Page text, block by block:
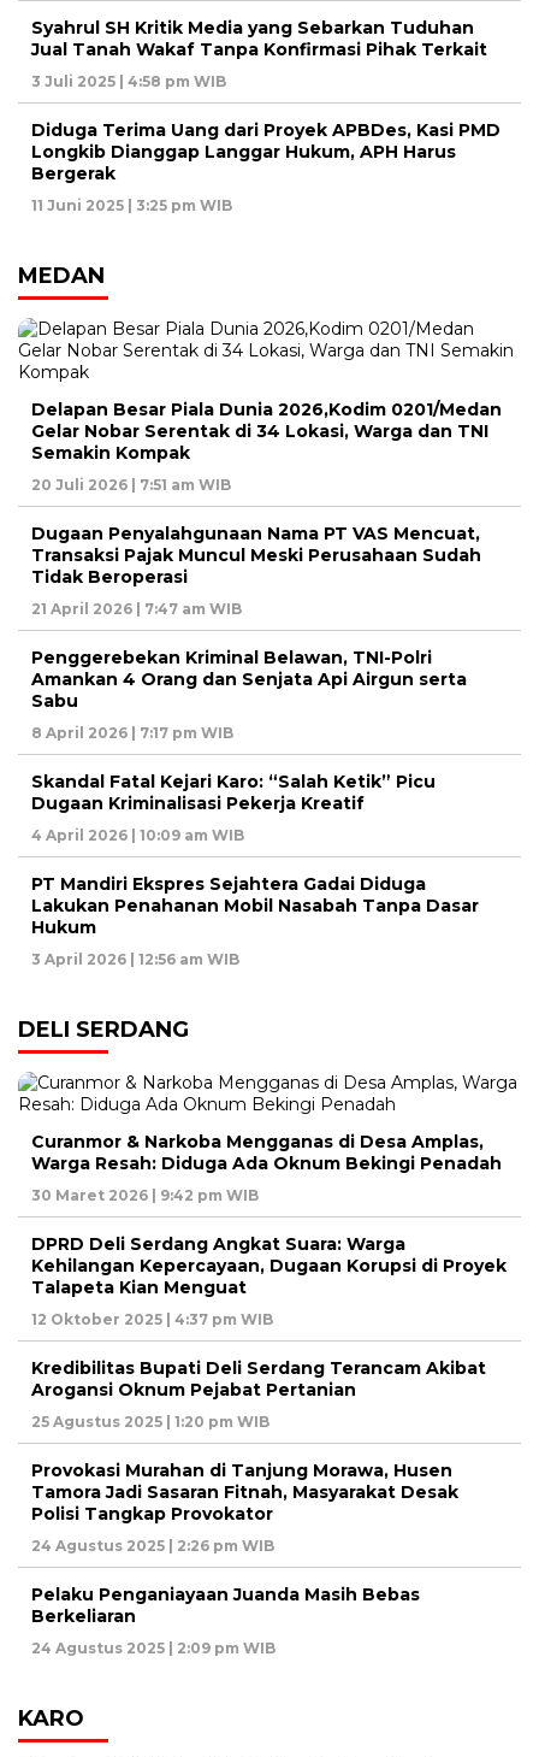
Syahrul SH Kritik Media yang Sebarkan Tuduhan
Jual Tanah Wakaf Tanpa Konfirmasi Pihak Terkait
3 Juli 2025 | 4:58 pm WIB
Diduga Terima Uang dari Proyek APBDes, Kasi PMD
Longkib Dianggap Langgar Hukum, APH Harus
Bergerak
11 Juni 2025 | 3:25 pm WIB
MEDAN
Delapan Besar Piala Dunia 2026,Kodim 0201/Medan
Gelar Nobar Serentak di 34 Lokasi, Warga dan TNI
Semakin Kompak
20 Juli 2026 | 7:51 am WIB
Dugaan Penyalahgunaan Nama PT VAS Mencuat,
Transaksi Pajak Muncul Meski Perusahaan Sudah
Tidak Beroperasi
21 April 2026 | 7:47 am WIB
Penggerebekan Kriminal Belawan, TNI-Polri
Amankan 4 Orang dan Senjata Api Airgun serta
Sabu
8 April 2026 | 7:17 pm WIB
Skandal Fatal Kejari Karo: “Salah Ketik” Picu
Dugaan Kriminalisasi Pekerja Kreatif
4 April 2026 | 10:09 am WIB
PT Mandiri Ekspres Sejahtera Gadai Diduga
Lakukan Penahanan Mobil Nasabah Tanpa Dasar
Hukum
3 April 2026 | 12:56 am WIB
DELI SERDANG
Curanmor & Narkoba Mengganas di Desa Amplas,
Warga Resah: Diduga Ada Oknum Bekingi Penadah
30 Maret 2026 | 9:42 pm WIB
DPRD Deli Serdang Angkat Suara: Warga
Kehilangan Kepercayaan, Dugaan Korupsi di Proyek
Talapeta Kian Menguat
12 Oktober 2025 | 4:37 pm WIB
Kredibilitas Bupati Deli Serdang Terancam Akibat
Arogansi Oknum Pejabat Pertanian
25 Agustus 2025 | 1:20 pm WIB
Provokasi Murahan di Tanjung Morawa, Husen
Tamora Jadi Sasaran Fitnah, Masyarakat Desak
Polisi Tangkap Provokator
24 Agustus 2025 | 2:26 pm WIB
Pelaku Penganiayaan Juanda Masih Bebas
Berkeliaran
24 Agustus 2025 | 2:09 pm WIB
KARO